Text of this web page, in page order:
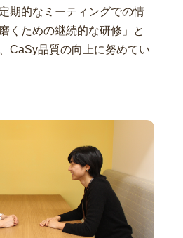
期的なミーティングでの情
くための継続的な研修」と
CaSy品質の向上に努めてい